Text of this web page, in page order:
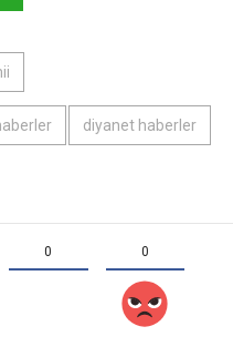
diyanet haberler
0 0